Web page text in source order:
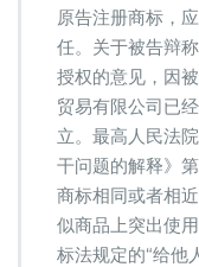
原告注册商标，
任。关于被告辩
授权的意见，因
贸易有限公司已
立。最高人民法
干问题的解释》
商标相同或者相
似商品上突出使
标法规定的“给他